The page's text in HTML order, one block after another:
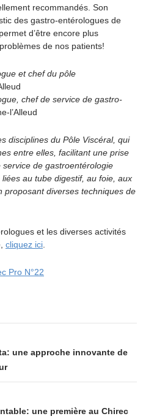
recommandés. Son
des gastro-entérologues de
d’être encore plus
de nos patients!
et chef du pôle
chef de service de gastro-
l’Alleud
disciplines du Pôle Viscéral, qui
entre elles, facilitant une prise
de gastroentérologie
au tube digestif, au foie, aux
proposant diverses techniques de
et les diverses activités
cliquez ici
Pro N°22
une approche innovante de
une première au Chirec